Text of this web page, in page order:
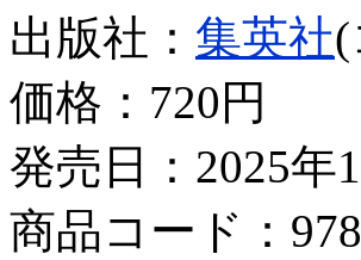
出版社： 集英社
価格： 720円
発売日：2025年
商品コード：